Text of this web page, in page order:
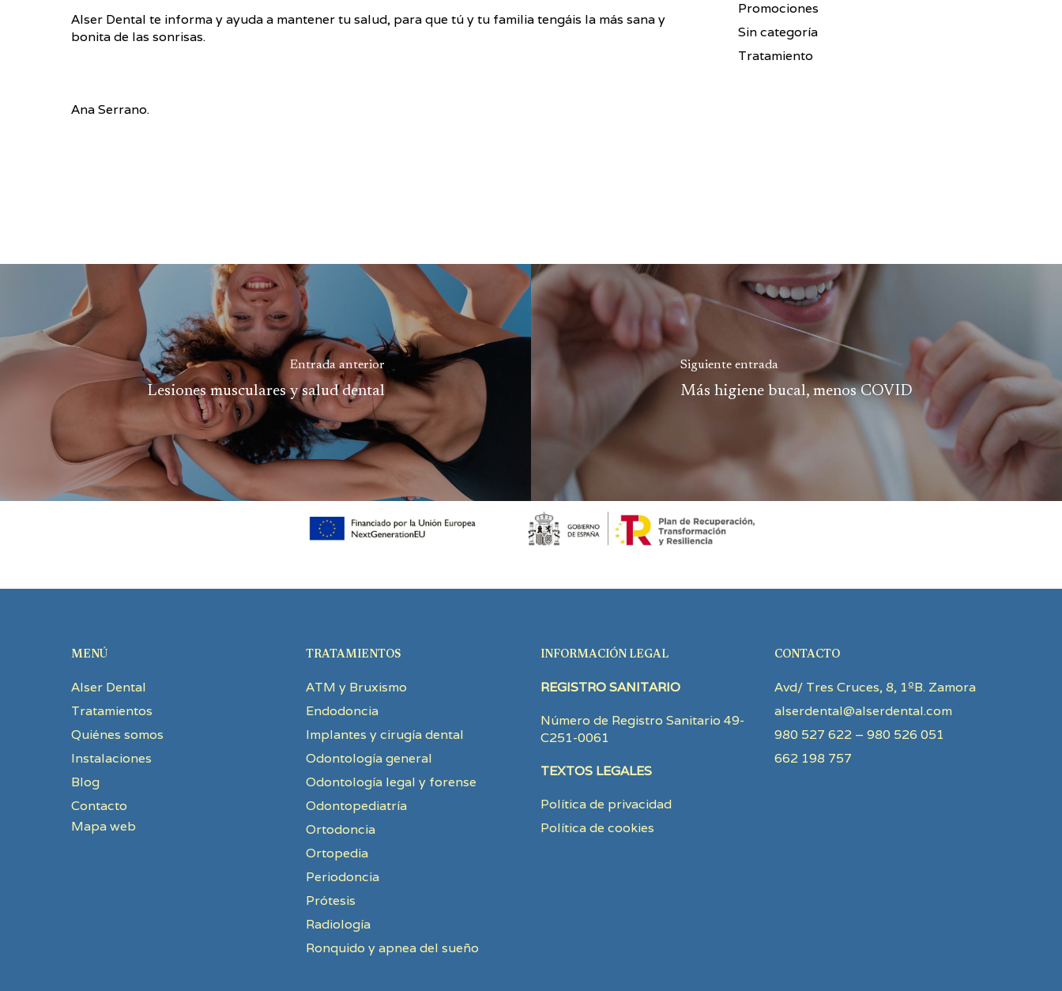
Alser Dental te informa y ayuda a mantener tu salud, para que tú y tu familia tengáis la más sana y
bonita de las sonrisas.
Ana Serrano.
Promociones
Sin categoría
Tratamiento
Entrada anterior
Lesiones musculares y salud dental
Siguiente entrada
Más higiene bucal, menos COVID
MENÚ
Alser Dental
Tratamientos
Quiénes somos
Instalaciones
Blog
Contacto
Mapa web
TRATAMIENTOS
ATM y Bruxismo
Endodoncia
Implantes y cirugía dental
Odontología general
Odontología legal y forense
Odontopediatría
Ortodoncia
Ortopedia
Periodoncia
Prótesis
Radiología
Ronquido y apnea del sueño
INFORMACIÓN LEGAL
REGISTRO SANITARIO
Número de Registro Sanitario 49-
C251-0061
TEXTOS LEGALES
Política de privacidad
Política de cookies
CONTACTO
Avd/ Tres Cruces, 8, 1ºB. Zamora
alserdental@alserdental.com
980 527 622 – 980 526 051
662 198 757